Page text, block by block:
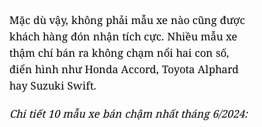
Mặc dù vậy, không phải mẫu xe nào cũng được
khách hàng đón nhận tích cực. Nhiều mẫu xe
thậm chí bán ra không chạm nổi hai con số,
điển hình như Honda Accord, Toyota Alphard
hay Suzuki Swift.
Chi tiết 10 mẫu xe bán chậm nhất tháng 6/2024: